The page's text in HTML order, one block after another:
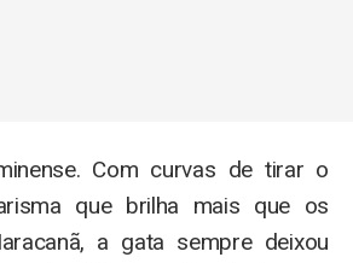
Com curvas de tirar o
que brilha mais que os
a gata sempre deixou